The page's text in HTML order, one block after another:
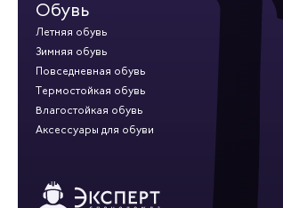
Обувь
Летняя обувь
Зимняя обувь
Повседневная обувь
Термостойкая обувь
Влагостойкая обувь
Аксессуары для обуви